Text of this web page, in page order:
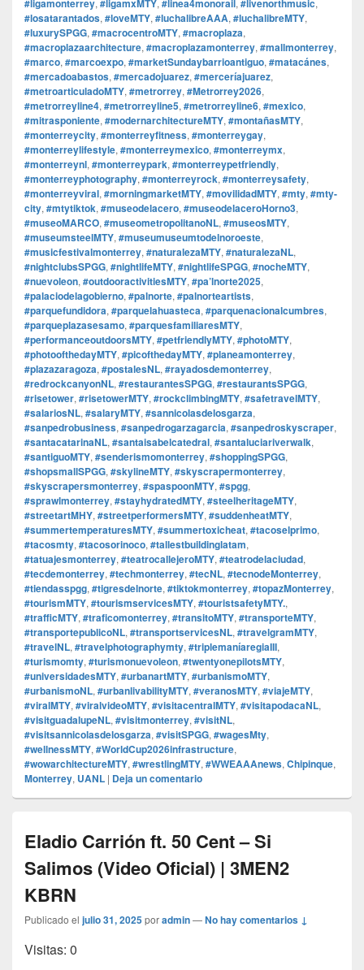
#ligamonterrey, #ligamxMTY, #linea4monorail, #livenorthmusic,
#losatarantados, #loveMTY, #luchalibreAAA, #luchalibreMTY,
#luxurySPGG, #macrocentroMTY, #macroplaza,
#macroplazaarchitecture, #macroplazamonterrey, #mallmonterrey,
#marco, #marcoexpo, #marketSundaybarrioantiguo, #matacánes,
#mercadoabastos, #mercadojuarez, #merceríajuarez,
#metroarticuladoMTY, #metrorrey, #Metrorrey2026,
#metrorreyline4, #metrorreyline5, #metrorreyline6, #mexico,
#mitrasponiente, #modernarchitectureMTY, #montañasMTY,
#monterreycity, #monterreyfitness, #monterreygay,
#monterreylifestyle, #monterreymexico, #monterreymx,
#monterreynl, #monterreypark, #monterreypetfriendly,
#monterreyphotography, #monterreyrock, #monterreysafety,
#monterreyviral, #morningmarketMTY, #movilidadMTY, #mty, #mty-
city, #mtytiktok, #museodelacero, #museodelaceroHorno3,
#museoMARCO, #museometropolitanoNL, #museosMTY,
#museumsteelMTY, #museumuseumtodelnoroeste,
#musicfestivalmonterrey, #naturalezaMTY, #naturalezaNL,
#nightclubsSPGG, #nightlifeMTY, #nightlifeSPGG, #nocheMTY,
#nuevoleon, #outdooractivitiesMTY, #pa’lnorte2025,
#palaciodelagobierno, #palnorte, #palnorteartists,
#parquefundidora, #parquelahuasteca, #parquenacionalcumbres,
#parqueplazasesamo, #parquesfamiliaresMTY,
#performanceoutdoorsMTY, #petfriendlyMTY, #photoMTY,
#photoofthedayMTY, #picofthedayMTY, #planeamonterrey,
#plazazaragoza, #postalesNL, #rayadosdemonterrey,
#redrockcanyonNL, #restaurantesSPGG, #restaurantsSPGG,
#risetower, #risetowerMTY, #rockclimbingMTY, #safetravelMTY,
#salariosNL, #salaryMTY, #sannicolasdelosgarza,
#sanpedrobusiness, #sanpedrogarzagarcia, #sanpedroskyscraper,
#santacatarinaNL, #santaisabelcatedral, #santaluciariverwalk,
#santiguoMTY, #senderismomonterrey, #shoppingSPGG,
#shopsmallSPGG, #skylineMTY, #skyscrapermonterrey,
#skyscrapersmonterrey, #spaspoonMTY, #spgg,
#sprawlmonterrey, #stayhydratedMTY, #steelheritageMTY,
#streetartMHY, #streetperformersMTY, #suddenheatMTY,
#summertemperaturesMTY, #summertoxicheat, #tacoselprimo,
#tacosmty, #tacosorinoco, #tallestbuildinglatam,
#tatuajesmonterrey, #teatrocallejeroMTY, #teatrodelaciudad,
#tecdemonterrey, #techmonterrey, #tecNL, #tecnodeMonterrey,
#tiendasspgg, #tigresdelnorte, #tiktokmonterrey, #topazMonterrey,
#tourismMTY, #tourismservicesMTY, #touristsafetyMTY.,
#trafficMTY, #traficomonterrey, #transitoMTY, #transporteMTY,
#transportepublicoNL, #transportservicesNL, #travelgramMTY,
#travelNL, #travelphotographymty, #triplemaníaregiaIII,
#turismomty, #turismonuevoleon, #twentyonepilotsMTY,
#universidadesMTY, #urbanartMTY, #urbanismoMTY,
#urbanismoNL, #urbanlivabilityMTY, #veranosMTY, #viajeMTY,
#viralMTY, #viralvideoMTY, #visitacentralMTY, #visitapodacaNL,
#visitguadalupeNL, #visitmonterrey, #visitNL,
#visitsannicolasdelosgarza, #visitSPGG, #wagesMty,
#wellnessMTY, #WorldCup2026infrastructure,
#wowarchitectureMTY, #wrestlingMTY, #WWEAAAnews, Chipinque,
Monterrey, UANL | Deja un comentario
Eladio Carrión ft. 50 Cent – Si
Salimos (Video Oficial) | 3MEN2
KBRN
Publicado el julio 31, 2025poradmin—No hay comentarios ↓
Visitas: 0